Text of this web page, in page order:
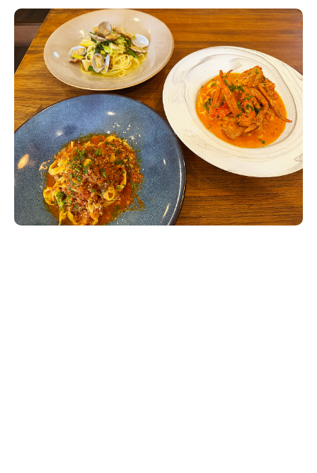
村上・関川
新発田・聖籠
胎内・粟島
三条・加茂・田上
五泉・阿賀野・阿賀
燕・弥彦
長岡・見附
小千谷・十日町・津南
魚沼・南魚沼・湯沢
柏崎・刈羽・出雲崎
上越・妙高・糸魚川
パン・ベーカリー
タレカツ・豚カツ
デカ盛り・大盛り
旨辛・激辛
定食・町定食 海鮮・鮨
そば・うどん
日本酒・新潟清酒
ワイン・クラフトビール
ケーキ・パフェ
ビアガーデン・暑気払い
忘新年会・歓送迎会
リバーサイド千秋
パティオPATIO
上越・妙高・糸魚川 チラシ
注目 チラシ
週末セール
火曜セール
オープン・リニューアルセール
周年祭・感謝祭セール
年末・初売りセール